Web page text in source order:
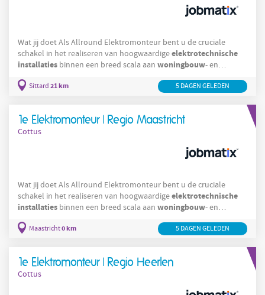
Wat jij doet Als Allround Elektromonteur bent u de cruciale
schakel in het realiseren van hoogwaardigeelektrotechnische
installaties binnen een breed scala aan woningbouw- en
voor het traject, beginnend bij het zorgvuldig verwijderen van
het deskundig aansluiten van
Sittard 21 km 5 DAGEN GELEDEN
1e Elektromonteur | Regio Maastricht
Cottus
Wat jij doet Als Allround Elektromonteur bent u de cruciale
schakel in het realiseren van hoogwaardigeelektrotechnische
installaties binnen een breed scala aan woningbouw- en
voor het traject, beginnend bij het zorgvuldig verwijderen van
het deskundig aansluiten van
Maastricht0 km 5 DAGEN GELEDEN
1e Elektromonteur | Regio Heerlen
Cottus